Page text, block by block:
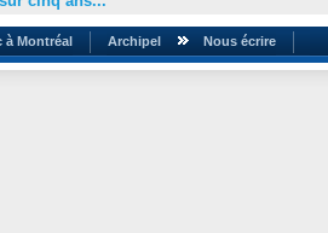
à Montréal Archipel Nous écrire